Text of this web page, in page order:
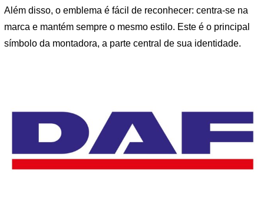
Além disso, o emblema é fácil de reconhecer: centra-se na
marca e mantém sempre o mesmo estilo. Este é o principal
símbolo da montadora, a parte central de sua identidade.